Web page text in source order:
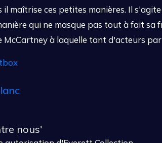
maîtrise ces petites manières. Il
qui ne masque pas tout à fait sa
McCartney à laquelle tant d'acteurs
nous'